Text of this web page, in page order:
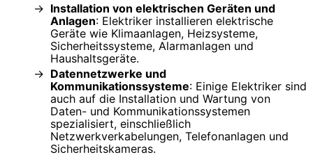
Installation von elektrischen Geräten und
Anlagen: Elektriker installieren elektrische
Geräte wie Klimaanlagen, Heizsysteme,
Sicherheitssysteme, Alarmanlagen und
Haushaltsgeräte.
Datennetzwerke und
Kommunikationssysteme: Einige Elektriker sind
auch auf die Installation und Wartung von
Daten- und Kommunikationssystemen
spezialisiert, einschließlich
Netzwerkverkabelungen, Telefonanlagen und
Sicherheitskameras.